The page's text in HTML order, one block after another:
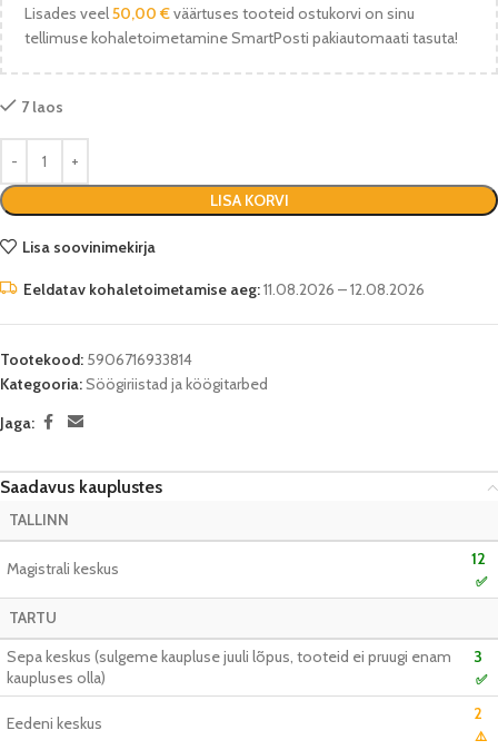
Lisades veel50,00 €väärtuses tooteid ostukorvi on sinu
tellimuse kohaletoimetamine SmartPosti pakiautomaati tasuta!
7 laos
LISA KORVI
Lisa soovinimekirja
Eeldatav kohaletoimetamise aeg:11.08.2026 – 12.08.2026
Tootekood: 5906716933814
Kategooria:Söögiriistad ja köögitarbed
Jaga:
Saadavus kauplustes
TALLINN
Magistrali keskus 12
✅
TARTU
Sepa keskus (sulgeme kaupluse juuli lõpus, tooteid ei pruugi enam
kaupluses olla)
3
✅
Eedeni keskus 2
⚠️